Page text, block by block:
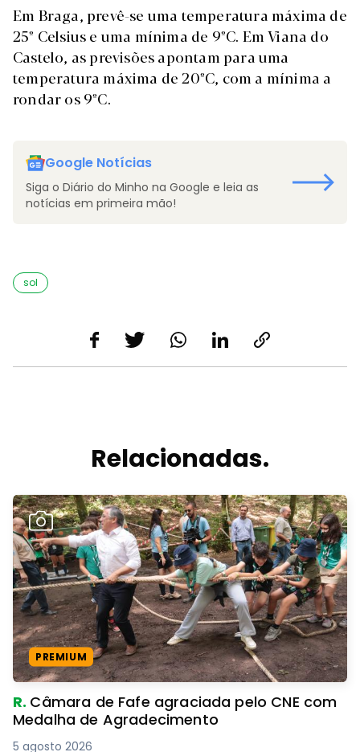
Em Braga, prevê-se uma temperatura máxima de
25º Celsius e uma mínima de 9ºC. Em Viana do
Castelo, as previsões apontam para uma
temperatura máxima de 20ºC, com a mínima a
rondar os 9ºC.
Google Notícias
Siga o Diário do Minho na Google e leia as
notícias em primeira mão!
sol
Relacionadas.
PREMIUM
R. Câmara de Fafe agraciada pelo CNE com
Medalha de Agradecimento
5 agosto 2026